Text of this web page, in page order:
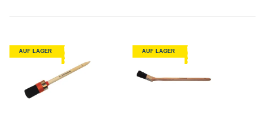
AUF LAGER AUF LAGER